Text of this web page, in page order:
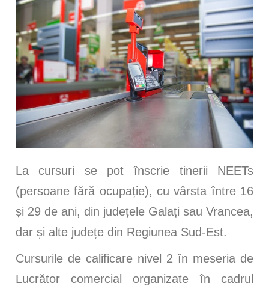
La cursuri se pot înscrie tinerii NEETs
(persoane fără ocupație), cu vârsta între 16
și 29 de ani, din județele Galați sau Vrancea,
dar și alte județe din Regiunea Sud-Est.
Cursurile de calificare nivel 2 în meseria de
Lucrător comercial organizate în cadrul